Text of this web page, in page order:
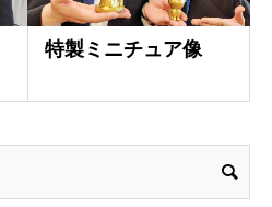
特製ミニチュア像